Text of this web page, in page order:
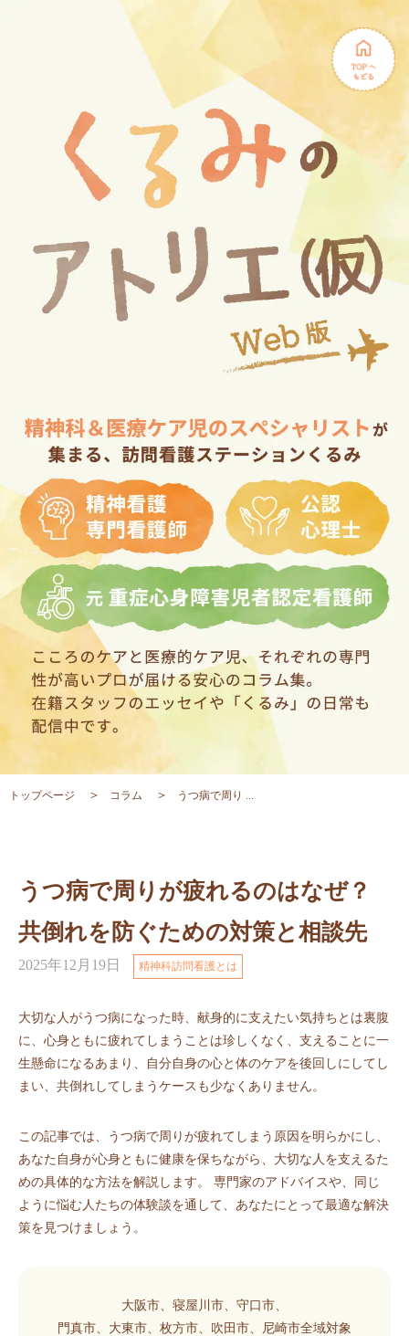
トップページ コラム うつ病で周り ...
うつ病で周りが疲れるのはなぜ？
共倒れを防ぐための対策と相談先
2025年12月19日 精神科訪問看護とは
大切な人がうつ病になった時、献身的に支えたい気持ちとは裏腹
に、心身ともに疲れてしまうことは珍しくなく、支えることに一
生懸命になるあまり、自分自身の心と体のケアを後回しにしてし
まい、共倒れしてしまうケースも少なくありません。
この記事では、うつ病で周りが疲れてしまう原因を明らかにし、
あなた自身が心身ともに健康を保ちながら、大切な人を支えるた
めの具体的な方法を解説します。 専門家のアドバイスや、同じ
ように悩む人たちの体験談を通して、あなたにとって最適な解決
策を見つけましょう。
大阪市、寝屋川市、守口市、
門真市、大東市、枚方市、吹田市、尼崎市全域対象